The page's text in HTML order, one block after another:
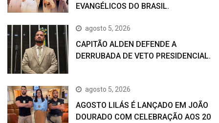
EVANGÉLICOS DO BRASIL.
agosto 5, 2026
CAPITÃO ALDEN DEFENDE A
DERRUBADA DE VETO PRESIDENCIAL.
agosto 5, 2026
AGOSTO LILÁS É LANÇADO EM JOÃO
DOURADO COM CELEBRAÇÃO AOS 20